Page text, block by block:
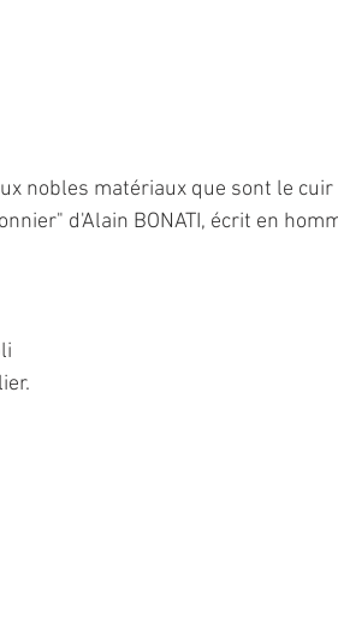
nobles matériaux que sont le
d'Alain BONATI, écrit en